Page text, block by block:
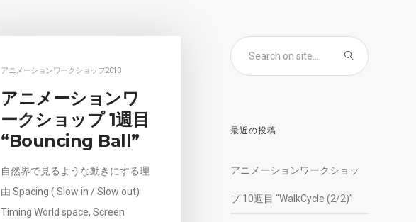
アニメーションワークショップ2013
アニメーションワ
ークショップ 1週目
“Bouncing Ball”
自然界で見るような動きにする理
由 Spacing ( Slow in / Slow out)
Timing World space, Screen
最近の投稿
アニメーションワークショッ
プ 10週目 “WalkCycle (2/2)”